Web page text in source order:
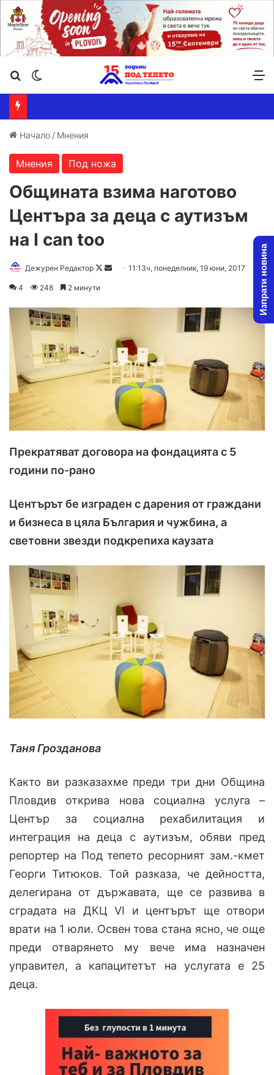
Търсене ...
Начало / Мнения
Мнения Под ножа
Общината взима наготово
Центъра за деца с аутизъм
на I can too
Дежурен Редактор
F
n
X
n
m
a
l
11:13ч, понеделник, 19 юни, 2017
4 248 2 минути
Прекратяват договора на фондацията с 5
години по-рано
Центърът бе изграден с дарения от граждани
и бизнеса в цяла България и чужбина, а
световни звезди подкрепиха каузата
Таня Грозданова
Както ви разказахме преди три дни Община
Пловдив открива нова социална услуга –
Център за социална рехабилитация и
интеграция на деца с аутизъм, обяви пред
репортер на Под тепето ресорният зам.-кмет
Георги Титюков. Той разказа, че дейността,
делегирана от държавата, ще се развива в
сградата на ДКЦ VI и центърът ще отвори
врати на 1 юли. Освен това стана ясно, че още
преди отварянето му вече има назначен
управител, а капацитетът на услугата е 25
деца.
Изпрати новина